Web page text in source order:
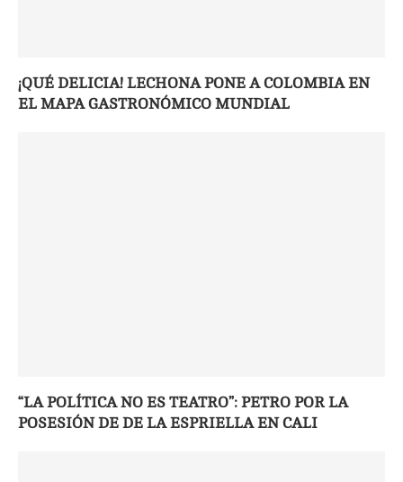
¡QUÉ DELICIA! LECHONA PONE A COLOMBIA EN
EL MAPA GASTRONÓMICO MUNDIAL
“LA POLÍTICA NO ES TEATRO”: PETRO POR LA
POSESIÓN DE DE LA ESPRIELLA EN CALI